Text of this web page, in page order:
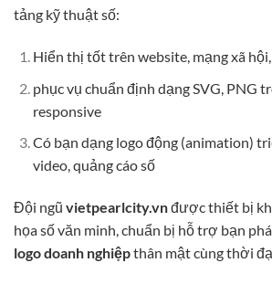
tảng kỹ thuật số:
Hiển thị tốt trên website, mạng xã
phục vụ chuẩn định dạng SVG, PNG
responsive
Có bạn dạng logo động (animation)
video, quảng cáo số
Đội ngũ vietpearlcity.vnđược thiết bị
họa số văn minh, chuẩn bị hỗ trợ bạn
logo doanh nghiệpthân mật cùng thời